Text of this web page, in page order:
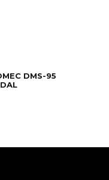
DMS-95